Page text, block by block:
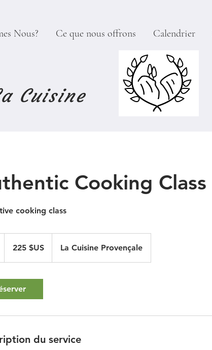
Nous? Ce que nous offrons Calendrier
Cuisine
Cooking Class
cooking class
225 $US La Cuisine Provençale
du service